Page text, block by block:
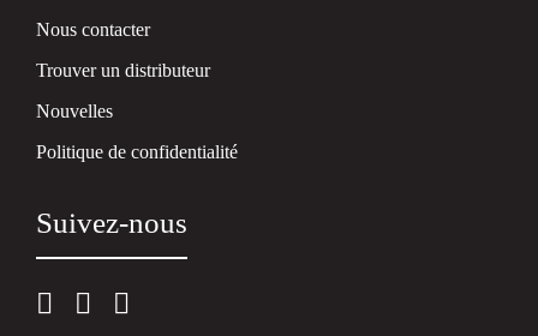
Nous contacter
Trouver un distributeur
Nouvelles
Politique de confidentialité
Suivez-nous